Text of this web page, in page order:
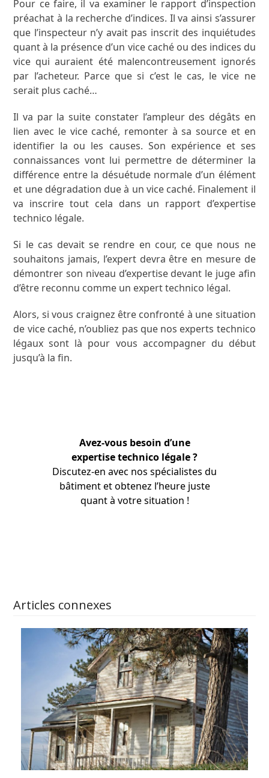
Pour ce faire, il va examiner le rapport d’inspection
préachat à la recherche d’indices. Il va ainsi s’assurer
que l’inspecteur n’y avait pas inscrit des inquiétudes
quant à la présence d’un vice caché ou des indices du
vice qui auraient été malencontreusement ignorés
par l’acheteur. Parce que si c’est le cas, le vice ne
serait plus caché…
Il va par la suite constater l’ampleur des dégâts en
lien avec le vice caché, remonter à sa source et en
identifier la ou les causes. Son expérience et ses
connaissances vont lui permettre de déterminer la
différence entre la désuétude normale d’un élément
et une dégradation due à un vice caché. Finalement il
va inscrire tout cela dans un rapport d’expertise
technico légale.
Si le cas devait se rendre en cour, ce que nous ne
souhaitons jamais, l’expert devra être en mesure de
démontrer son niveau d’expertise devant le juge afin
d’être reconnu comme un expert technico légal.
Alors, si vous craignez être confronté à une situation
de vice caché, n’oubliez pas que nos experts technico
légaux sont là pour vous accompagner du début
jusqu’à la fin.
Avez-vous besoin d’une
expertise technico légale ?
Discutez-en avec nos spécialistes du
bâtiment et obtenez l’heure juste
quant à votre situation !
Articles connexes